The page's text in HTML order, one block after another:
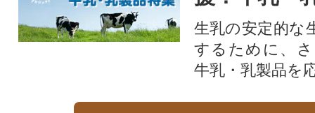
生乳の安定的な
するために、
牛乳・乳製品を